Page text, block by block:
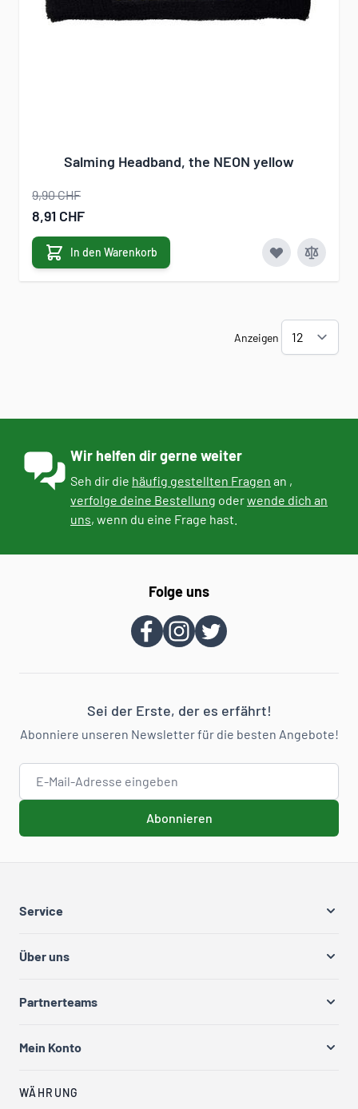
Salming Headband, the NEON yellow
9,90 CHF
Sonderangebot
8,91 CHF
In den Warenkorb
Anzeigen
Wir helfen dir gerne weiter
Seh dir die häufig gestellten Fragen an ,
verfolge deine Bestellung oderwende dich an
uns, wenn du eine Frage hast.
Folge uns
Sei der Erste, der es erfährt!
Abonniere unseren Newsletter für die besten Angebote!
E-Mail-Adresse
Abonnieren
Service
Über uns
Partnerteams
Mein Konto
WÄHRUNG